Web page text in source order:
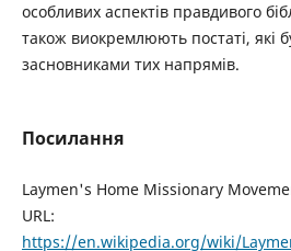
особливих аспектів правдивого
також виокремлюють постаті, які
засновниками тих напрямів.
Посилання
Laymen's Home Missionary
URL:
https://en.wikipedia.org/wiki/